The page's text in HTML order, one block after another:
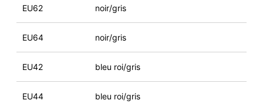
EU62 noir/gris
EU64 noir/gris
EU42 bleu roi/gris
EU44 bleu roi/gris